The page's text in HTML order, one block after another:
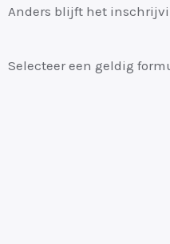
Anders blijft het
Selecteer een geldig